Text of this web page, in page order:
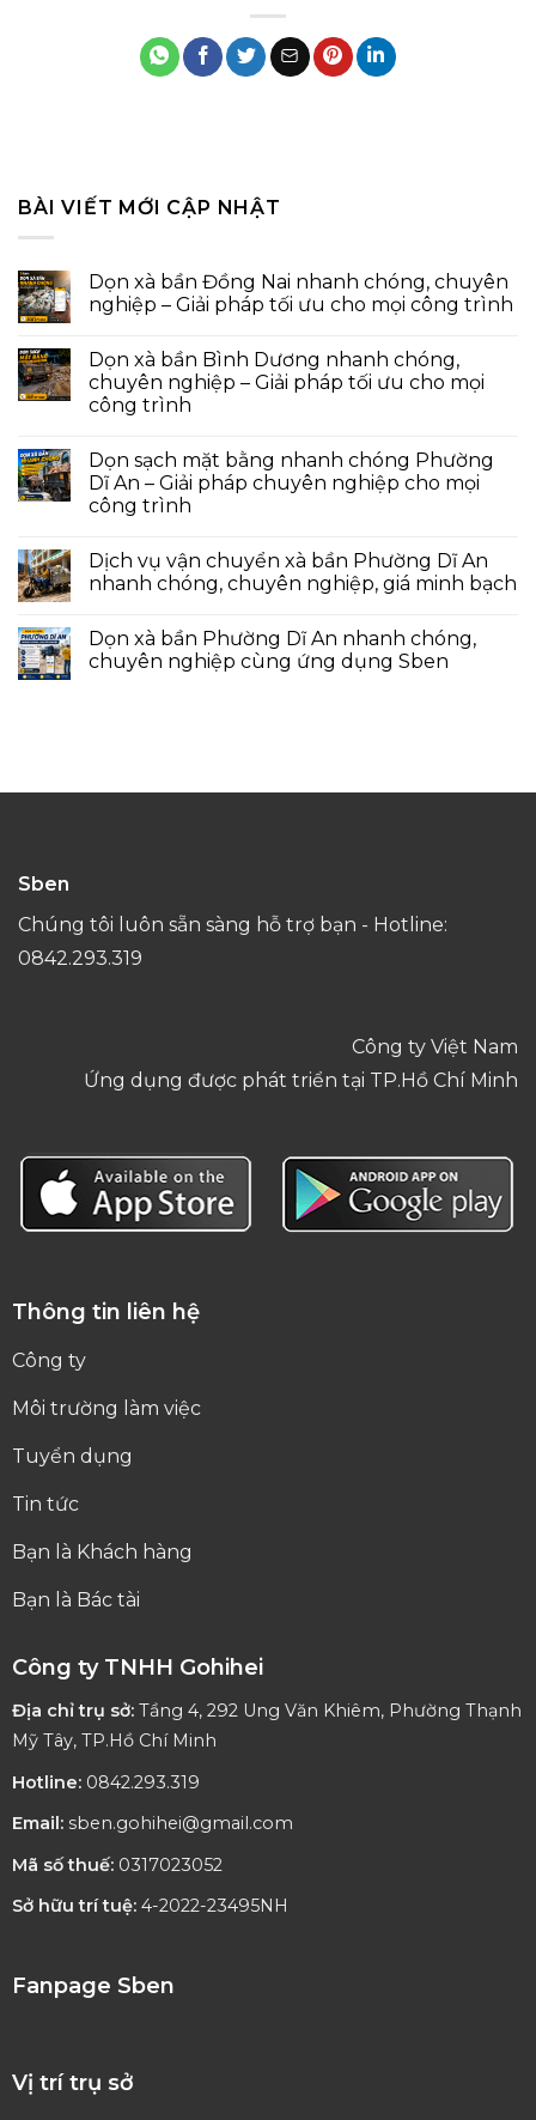
BÀI VIẾT MỚI CẬP NHẬT
Dọn xà bần Đồng Nai nhanh chóng, chuyên
nghiệp – Giải pháp tối ưu cho mọi công trình
Dọn xà bần Bình Dương nhanh chóng,
chuyên nghiệp – Giải pháp tối ưu cho mọi
công trình
Dọn sạch mặt bằng nhanh chóng Phường
Dĩ An – Giải pháp chuyên nghiệp cho mọi
công trình
Dịch vụ vận chuyển xà bần Phường Dĩ An
nhanh chóng, chuyên nghiệp, giá minh bạch
Dọn xà bần Phường Dĩ An nhanh chóng,
chuyên nghiệp cùng ứng dụng Sben
Sben
Chúng tôi luôn sẵn sàng hỗ trợ bạn - Hotline:
0842.293.319
Công ty Việt Nam
Ứng dụng được phát triển tại TP.Hồ Chí Minh
Thông tin liên hệ
Công ty
Môi trường làm việc
Tuyển dụng
Tin tức
Bạn là Khách hàng
Bạn là Bác tài
Công ty TNHH Gohihei
Địa chỉ trụ sở:Tầng 4, 292 Ung Văn Khiêm, Phường Thạnh
Mỹ Tây, TP.Hồ Chí Minh
Hotline:0842.293.319
Email: sben.gohihei@gmail.com
Mã số thuế:0317023052
Sở hữu trí tuệ:4-2022-23495NH
Fanpage Sben
Vị trí trụ sở